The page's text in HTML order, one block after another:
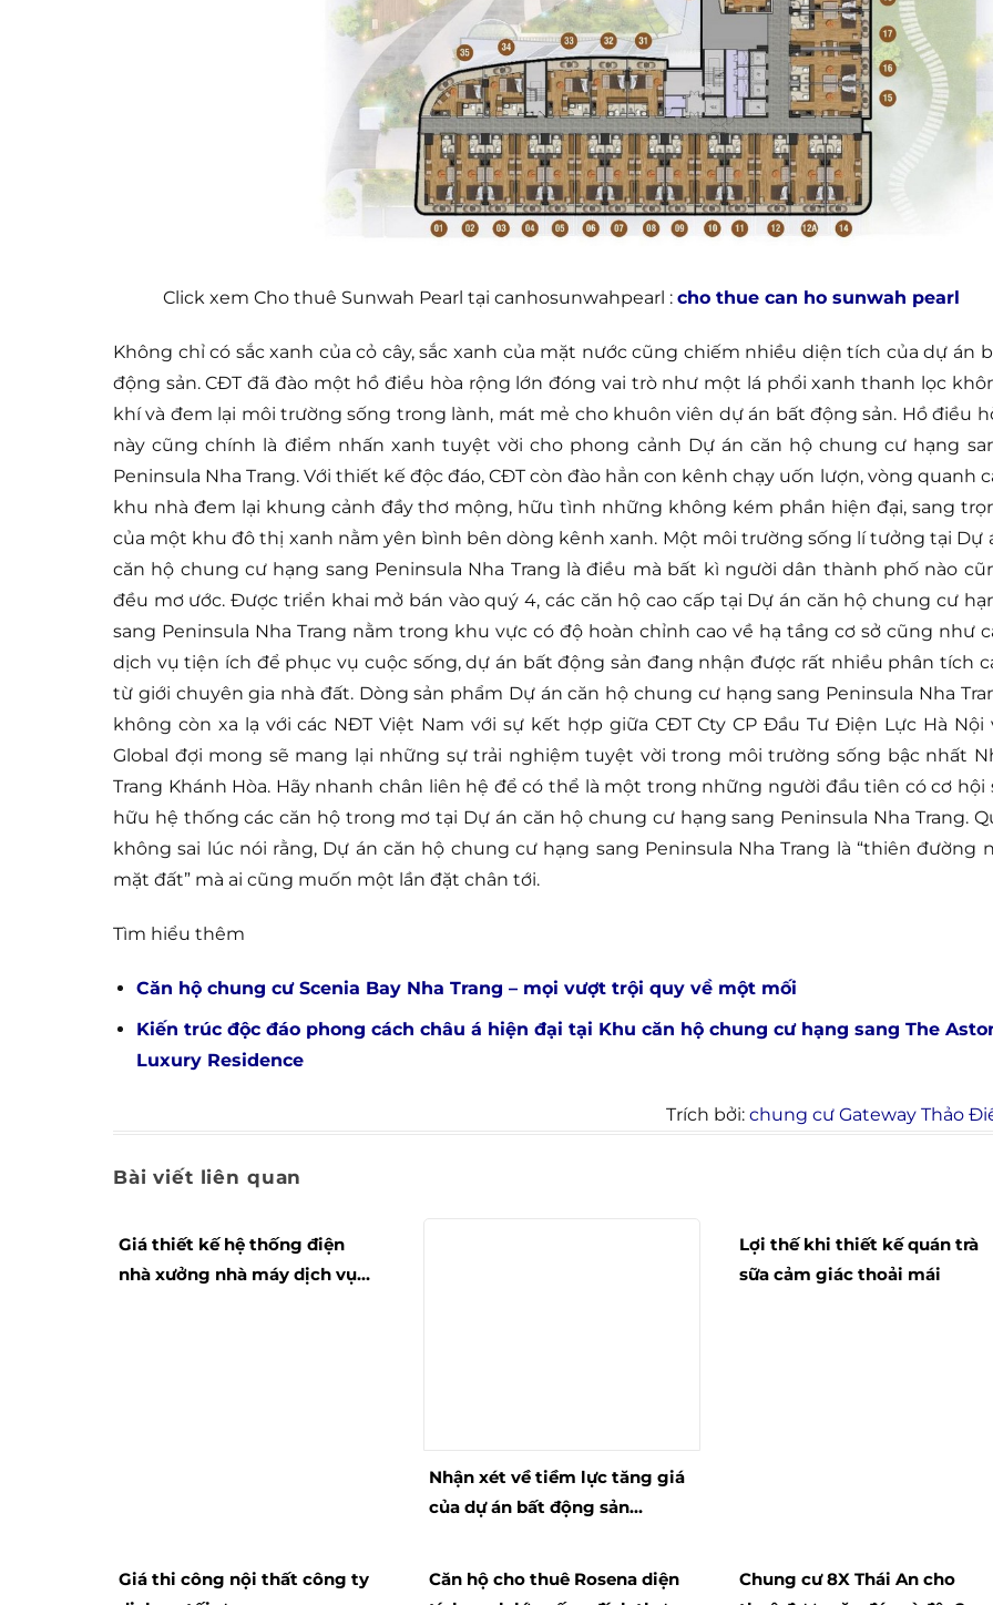
Click xem Cho thuê Sunwah Pearl tại canhosunwahpearl :cho thue can ho sunwah pearl
Không chỉ có sắc xanh của cỏ cây, sắc xanh của mặt nước cũng chiếm nhiều diện tích của dự án
động sản. CĐT đã đào một hồ điều hòa rộng lớn đóng vai trò như một lá phổi xanh thanh lọc
khí và đem lại môi trường sống trong lành, mát mẻ cho khuôn viên dự án bất động sản. Hồ điều
này cũng chính là điểm nhấn xanh tuyệt vời cho phong cảnh Dự án căn hộ chung cư hạng
Peninsula Nha Trang. Với thiết kế độc đáo, CĐT còn đào hẳn con kênh chạy uốn lượn, vòng quanh
khu nhà đem lại khung cảnh đầy thơ mộng, hữu tình những không kém phần hiện đại, sang
của một khu đô thị xanh nằm yên bình bên dòng kênh xanh. Một môi trường sống lí tưởng tại Dự
căn hộ chung cư hạng sang Peninsula Nha Trang là điều mà bất kì người dân thành phố nào
đều mơ ước. Được triển khai mở bán vào quý 4, các căn hộ cao cấp tại Dự án căn hộ chung cư
sang Peninsula Nha Trang nằm trong khu vực có độ hoàn chỉnh cao về hạ tầng cơ sở cũng như
dịch vụ tiện ích để phục vụ cuộc sống, dự án bất động sản đang nhận được rất nhiều phân tích
từ giới chuyên gia nhà đất. Dòng sản phẩm Dự án căn hộ chung cư hạng sang Peninsula Nha
không còn xa lạ với các NĐT Việt Nam với sự kết hợp giữa CĐT Cty CP Đầu Tư Điện Lực Hà Nội
Global đợi mong sẽ mang lại những sự trải nghiệm tuyệt vời trong môi trường sống bậc nhất
Trang Khánh Hòa. Hãy nhanh chân liên hệ để có thể là một trong những người đầu tiên có cơ hội
hữu hệ thống các căn hộ trong mơ tại Dự án căn hộ chung cư hạng sang Peninsula Nha Trang.
không sai lúc nói rằng, Dự án căn hộ chung cư hạng sang Peninsula Nha Trang là “thiên đường
mặt đất” mà ai cũng muốn một lần đặt chân tới.
Tìm hiểu thêm
Căn hộ chung cư Scenia Bay Nha Trang – mọi vượt trội quy về một mối
Kiến trúc độc đáo phong cách châu á hiện đại tại Khu căn hộ chung cư hạng sang The
Luxury Residence
Trích bởi: chung cư Gateway Thảo
Bài viết liên quan
Giá thiết kế hệ thống điện
nhà xưởng nhà máy dịch vụ
Nhận xét về tiềm lực tăng giá
của dự án bất động sản
Phú Quốc
Lợi thế khi thiết kế quán trà
sữa cảm giác thoải mái
Giá thi công nội thất công ty
Căn hộ cho thuê Rosena diện
Chung cư 8X Thái An cho